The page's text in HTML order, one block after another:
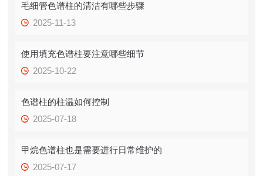
毛细管色谱柱的清洁有哪些步骤
2025-11-13
使用填充色谱柱要注意哪些细节
2025-10-22
色谱柱的柱温如何控制
2025-07-18
甲烷色谱柱也是需要进行日常维护的
2025-07-17